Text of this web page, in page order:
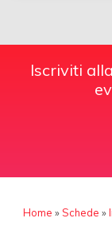
Iscriviti
Home »Schede »